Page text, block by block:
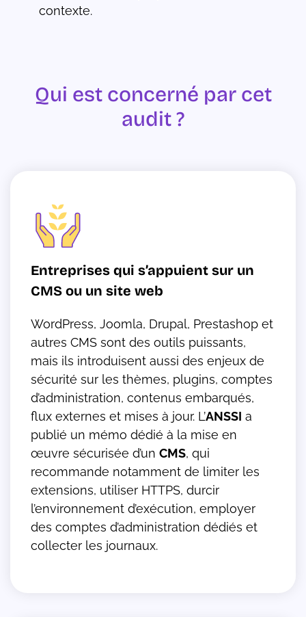
contexte.
Qui est concerné par cet
audit ?
Entreprises qui s’appuient sur un
CMS ou un site web
WordPress, Joomla, Drupal, Prestashop et
autres CMS sont des outils puissants,
mais ils introduisent aussi des enjeux de
sécurité sur les thèmes, plugins, comptes
d’administration, contenus embarqués,
flux externes et mises à jour. L’ANSSI a
publié un mémo dédié à la mise en
œuvre sécurisée d’un CMS, qui
recommande notamment de limiter les
extensions, utiliser HTTPS, durcir
l’environnement d’exécution, employer
des comptes d’administration dédiés et
collecter les journaux.